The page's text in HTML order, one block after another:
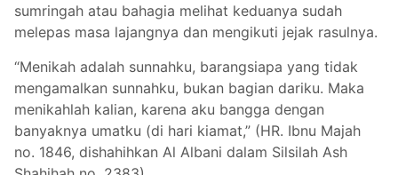
sumringah atau bahagia melihat keduanya sudah
melepas masa lajangnya dan mengikuti jejak rasulnya.
“Menikah adalah sunnahku, barangsiapa yang tidak
mengamalkan sunnahku, bukan bagian dariku. Maka
menikahlah kalian, karena aku bangga dengan
banyaknya umatku (di hari kiamat,” (HR. Ibnu Majah
no. 1846, dishahihkan Al Albani dalam Silsilah Ash